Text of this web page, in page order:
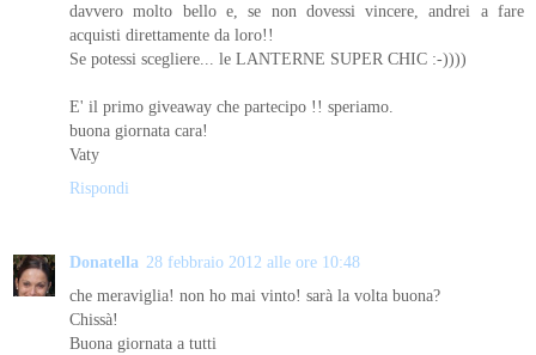
davvero molto bello e, se non dovessi vincere, andrei a fare
acquisti direttamente da loro!!
Se potessi scegliere... le LANTERNE SUPER CHIC :-))))
E' il primo giveaway che partecipo !! speriamo.
buona giornata cara!
Vaty
Rispondi
Donatella 28 febbraio 2012 alle ore 10:48
che meraviglia! non ho mai vinto! sarà la volta buona?
Chissà!
Buona giornata a tutti